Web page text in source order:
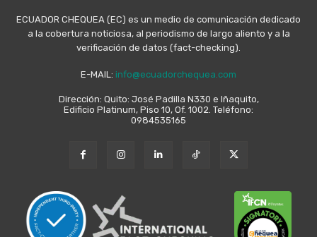
ECUADOR CHEQUEA (EC) es un medio de comunicación dedicado
a la cobertura noticiosa, al periodismo de largo aliento y a la
verificación de datos (fact-checking).
E-MAIL: info@ecuadorchequea.com
Dirección: Quito: José Padilla N330 e Iñaquito,
Edificio Platinum, Piso 10, Of. 1002. Teléfono:
0984535165